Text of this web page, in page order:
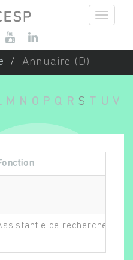
vos mots-clés
Annuaire (D)
M N O P Q R S T U V
de recherche